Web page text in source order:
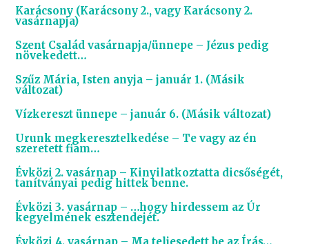
Karácsony (Karácsony 2., vagy Karácsony 2.
vasárnapja)
Szent Család vasárnapja/ünnepe – Jézus pedig
növekedett…
Szűz Mária, Isten anyja – január 1. (Másik
változat)
Vízkereszt ünnepe – január 6. (Másik változat)
Urunk megkeresztelkedése – Te vagy az én
szeretett fiam…
Évközi 2. vasárnap – Kinyilatkoztatta dicsőségét,
tanítványai pedig hittek benne.
Évközi 3. vasárnap – …hogy hirdessem az Úr
kegyelmének esztendejét.